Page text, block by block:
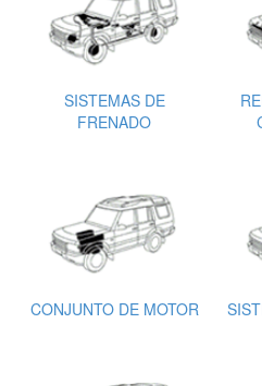
SISTEMAS DE
FRENADO
CONJUNTO DE MOTOR